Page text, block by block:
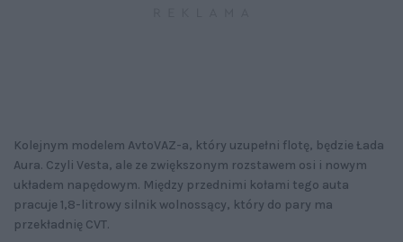
Kolejnym modelem AvtoVAZ-a, który uzupełni flotę, będzie Łada
Aura. Czyli Vesta, ale ze zwiększonym rozstawem osi i nowym
układem napędowym. Między przednimi kołami tego auta
pracuje 1,8-litrowy silnik wolnossący, który do pary ma
przekładnię CVT.